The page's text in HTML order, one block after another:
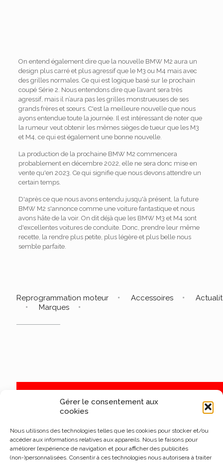
Gérer le consentement aux
cookies
Nous utilisons des technologies telles que les cookies pour stocker et/ou
accéder aux informations relatives aux appareils. Nous le faisons pour
améliorer l’expérience de navigation et pour afficher des publicités
(non-)personnalisées. Consentir à ces technologies nous autorisera à traiter
On entend également dire que la nouvelle BMW M2 aura un
design plus carré et plus agressif que le M3 ou M4 mais avec
des grilles normales. Ce qui est logique basé sur le prochain
coupé Série 2. Nous entendons dire que l’avant sera très
agressif, mais il n’aura pas les grilles monstrueuses de ses
grands frères et sœurs. C'est la meilleure nouvelle que nous
ayons entendue toute la journée. Il est intéressant de noter que
la rumeur veut obtenir les mêmes sièges de tueur que les M3
et M4, ce qui est également une bonne nouvelle.
La production de la prochaine BMW M2 commencera
probablement en décembre 2022, elle ne sera donc mise en
vente qu'en 2023. Ce qui signifie que nous devons attendre un
certain temps.
D'après ce que nous avons entendu jusqu'à présent, la future
BMW M2 s'annonce comme une voiture fantastique et nous
avons hâte de la voir. On dit déjà que les BMW M3 et M4 sont
d'excellentes voitures de conduite. Donc, prendre leur même
recette, la rendre plus petite, plus légère et plus belle nous
semble parfaite.
Reprogrammation moteur Accessoires
Marques